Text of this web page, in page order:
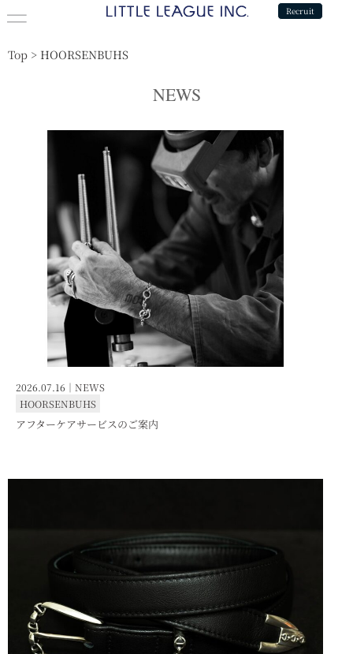
Recruit
Top > HOORSENBUHS
NEWS
2026.07.16｜ NEWS
HOORSENBUHS
アフターケアサービスのご案内